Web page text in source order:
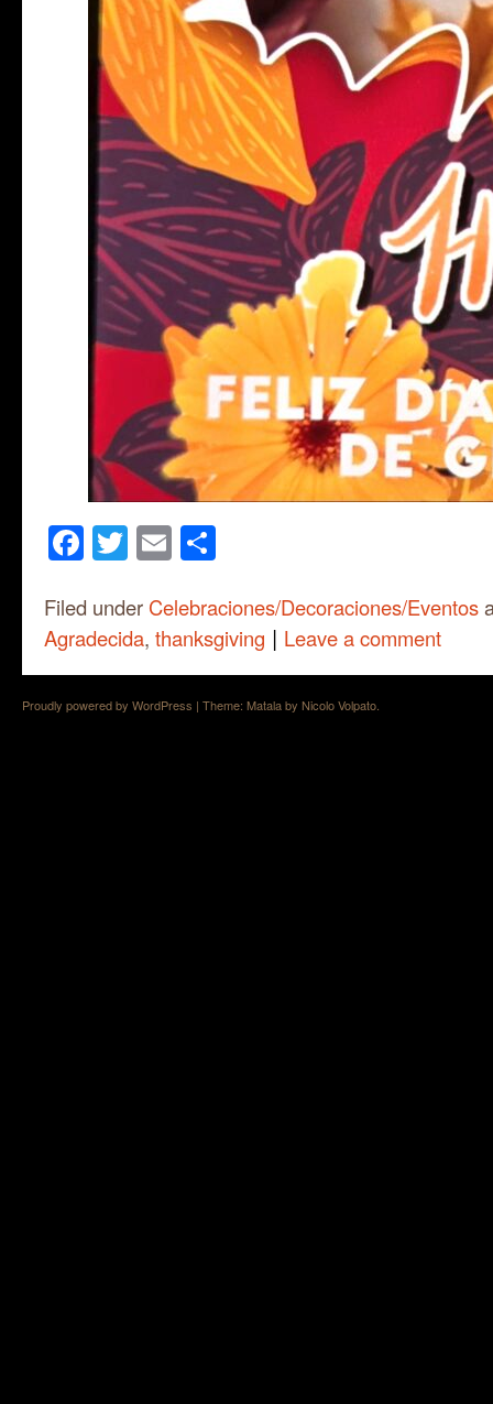
Facebook
Twitter
Email
Filed under Celebraciones/Decoraciones/Eventos
Agradecida, thanksgiving | Leave a comment
Proudly powered by WordPress | Theme: Matala by Nicolo Volpato